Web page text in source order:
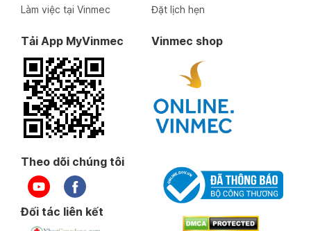
Làm việc tại Vinmec
Đặt lịch hẹn
Tải App MyVinmec Vinmec shop
Theo dõi chúng tôi
Đối tác liên kết